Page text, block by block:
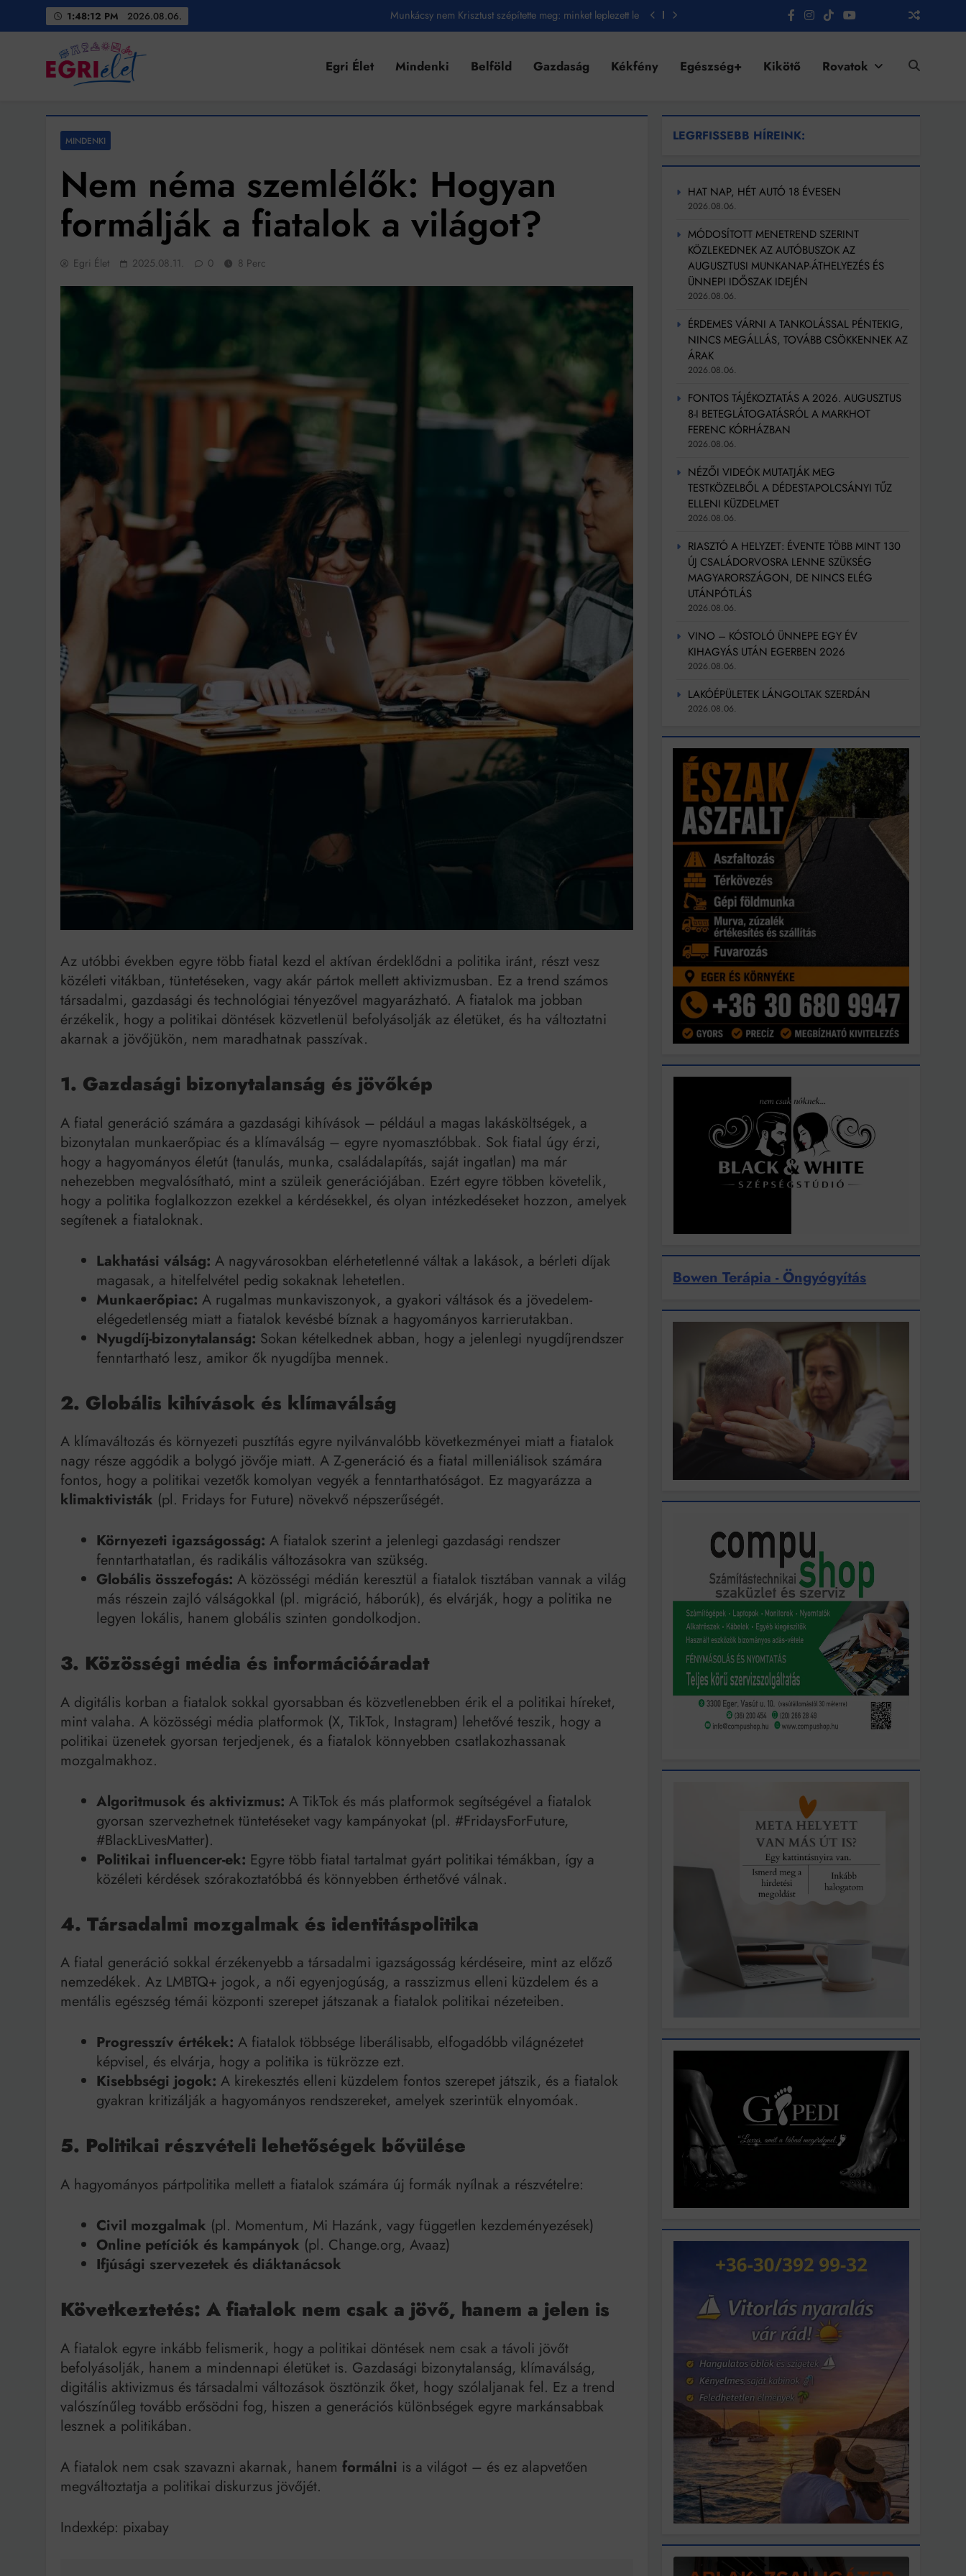
1:48:14 PM 2026.08.06.
Munkácsy nem Krisztust szépítette meg: minket leplezett le
Amikor a Tetris boldogabbá tesz, mint a szerelem
Az öregség nem csak ránc?
Az ördög még mindig Pradát visel. De te miért öltözöl hozzá?
Mindenki a világot akarja uralni – de nem csak a 80-as években
Ingatlanpiaci szakértők szerint akár 5 százalékkal is nőhetnek a bérleti díjak a ponthatárhirdetés
után az egyetemi városokban
Munkácsy nem Krisztust szépítette meg: minket leplezett le
Ahol köszönnek, ott még van város
Amikor a Tetris boldogabbá tesz, mint a szerelem
Karinthy Frigyes: a zseni, aki belenézett a saját koponyájába
Ki akarsz törni. De miből?
Az öregség nem csak ránc?
Az ördög még mindig Pradát visel. De te miért öltözöl hozzá?
Móricz Zsigmond: falusi író vagy boncmester?
Mindenki a világot akarja uralni – de nem csak a 80-as években
Bitumenes lapostetők: a bevált technológia akkor működik, ha jól van felújítva
Egri Élet
Egri Élet Mindenki Belföld Gazdaság Kékfény Egészség+ Kikötő Rovatok
MINDENKI
Nem néma szemlélők: Hogyan
formálják a fiatalok a világot?
Egri Élet 2025.08.11. 0 8 Perc
Az utóbbi években egyre több fiatal kezd el aktívan érdeklődni a politika iránt, részt vesz
közéleti vitákban, tüntetéseken, vagy akár pártok mellett aktivizmusban. Ez a trend számos
társadalmi, gazdasági és technológiai tényezővel magyarázható. A fiatalok ma jobban
érzékelik, hogy a politikai döntések közvetlenül befolyásolják az életüket, és ha változtatni
akarnak a jövőjükön, nem maradhatnak passzívak.
1. Gazdasági bizonytalanság és jövőkép
A fiatal generáció számára a gazdasági kihívások – például a magas lakásköltségek, a
bizonytalan munkaerőpiac és a klímaválság – egyre nyomasztóbbak. Sok fiatal úgy érzi,
hogy a hagyományos életút (tanulás, munka, családalapítás, saját ingatlan) ma már
nehezebben megvalósítható, mint a szüleik generációjában. Ezért egyre többen követelik,
hogy a politika foglalkozzon ezekkel a kérdésekkel, és olyan intézkedéseket hozzon, amelyek
segítenek a fiataloknak.
Lakhatási válság: A nagyvárosokban elérhetetlenné váltak a lakások, a bérleti díjak
magasak, a hitelfelvétel pedig sokaknak lehetetlen.
Munkaerőpiac: A rugalmas munkaviszonyok, a gyakori váltások és a jövedelem-
elégedetlenség miatt a fiatalok kevésbé bíznak a hagyományos karrierutakban.
Nyugdíj-bizonytalanság: Sokan kételkednek abban, hogy a jelenlegi nyugdíjrendszer
fenntartható lesz, amikor ők nyugdíjba mennek.
2. Globális kihívások és klímaválság
A klímaváltozás és környezeti pusztítás egyre nyilvánvalóbb következményei miatt a fiatalok
nagy része aggódik a bolygó jövője miatt. A Z-generáció és a fiatal milleniálisok számára
fontos, hogy a politikai vezetők komolyan vegyék a fenntarthatóságot. Ez magyarázza a
klimaktivisták (pl. Fridays for Future) növekvő népszerűségét.
Környezeti igazságosság: A fiatalok szerint a jelenlegi gazdasági rendszer
fenntarthatatlan, és radikális változásokra van szükség.
Globális összefogás: A közösségi médián keresztül a fiatalok tisztában vannak a világ
más részein zajló válságokkal (pl. migráció, háborúk), és elvárják, hogy a politika ne
legyen lokális, hanem globális szinten gondolkodjon.
3. Közösségi média és információáradat
A digitális korban a fiatalok sokkal gyorsabban és közvetlenebben érik el a politikai híreket,
mint valaha. A közösségi média platformok (X, TikTok, Instagram) lehetővé teszik, hogy a
politikai üzenetek gyorsan terjedjenek, és a fiatalok könnyebben csatlakozhassanak
mozgalmakhoz.
Algoritmusok és aktivizmus: A TikTok és más platformok segítségével a fiatalok
gyorsan szervezhetnek tüntetéseket vagy kampányokat (pl. #FridaysForFuture,
#BlackLivesMatter).
Politikai influencer-ek: Egyre több fiatal tartalmat gyárt politikai témákban, így a
közéleti kérdések szórakoztatóbbá és könnyebben érthetővé válnak.
4. Társadalmi mozgalmak és identitáspolitika
A fiatal generáció sokkal érzékenyebb a társadalmi igazságosság kérdéseire, mint az előző
nemzedékek. Az LMBTQ+ jogok, a női egyenjogúság, a rasszizmus elleni küzdelem és a
mentális egészség témái központi szerepet játszanak a fiatalok politikai nézeteiben.
Progresszív értékek: A fiatalok többsége liberálisabb, elfogadóbb világnézetet
képvisel, és elvárja, hogy a politika is tükrözze ezt.
Kisebbségi jogok: A kirekesztés elleni küzdelem fontos szerepet játszik, és a fiatalok
gyakran kritizálják a hagyományos rendszereket, amelyek szerintük elnyomóak.
5. Politikai részvételi lehetőségek bővülése
A hagyományos pártpolitika mellett a fiatalok számára új formák nyílnak a részvételre:
Civil mozgalmak (pl. Momentum, Mi Hazánk, vagy független kezdeményezések)
Online petíciók és kampányok (pl. Change.org, Avaaz)
Ifjúsági szervezetek és diáktanácsok
Következtetés: A fiatalok nem csak a jövő, hanem a jelen is
A fiatalok egyre inkább felismerik, hogy a politikai döntések nem csak a távoli jövőt
befolyásolják, hanem a mindennapi életüket is. Gazdasági bizonytalanság, klímaválság,
digitális aktivizmus és társadalmi változások ösztönzik őket, hogy szólaljanak fel. Ez a trend
valószínűleg tovább erősödni fog, hiszen a generációs különbségek egyre markánsabbak
lesznek a politikában.
A fiatalok nem csak szavazni akarnak, hanem formálni is a világot – és ez alapvetően
megváltoztatja a politikai diskurzus jövőjét.
Indexkép: pixabay
LEGRFISSEBB HÍREINK:
HAT NAP, HÉT AUTÓ 18 ÉVESEN
2026.08.06.
MÓDOSÍTOTT MENETREND SZERINT
KÖZLEKEDNEK AZ AUTÓBUSZOK AZ
AUGUSZTUSI MUNKANAP-ÁTHELYEZÉS ÉS
ÜNNEPI IDŐSZAK IDEJÉN
2026.08.06.
ÉRDEMES VÁRNI A TANKOLÁSSAL PÉNTEKIG,
NINCS MEGÁLLÁS, TOVÁBB CSÖKKENNEK AZ
ÁRAK
2026.08.06.
FONTOS TÁJÉKOZTATÁS A 2026. AUGUSZTUS
8-I BETEGLÁTOGATÁSRÓL A MARKHOT
FERENC KÓRHÁZBAN
2026.08.06.
NÉZŐI VIDEÓK MUTATJÁK MEG
TESTKÖZELBŐL A DÉDESTAPOLCSÁNYI TŰZ
ELLENI KÜZDELMET
2026.08.06.
RIASZTÓ A HELYZET: ÉVENTE TÖBB MINT 130
ÚJ CSALÁDORVOSRA LENNE SZÜKSÉG
MAGYARORSZÁGON, DE NINCS ELÉG
UTÁNPÓTLÁS
2026.08.06.
VINO – KÓSTOLÓ ÜNNEPE EGY ÉV
KIHAGYÁS UTÁN EGERBEN 2026
2026.08.06.
LAKÓÉPÜLETEK LÁNGOLTAK SZERDÁN
2026.08.06.
Bowen Terápia - Öngyógyítás